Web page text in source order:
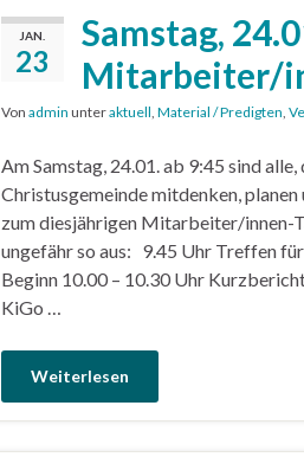
JAN.
23
Samstag,
Mitarbeiter/
Von admin unteraktuell Material / Predigten
Am Samstag, 24.01. ab 9:45 sind
Christusgemeinde mitdenken,
zum diesjährigen Mitarbeiter/innen-
ungefähr so aus: 9.45 Uhr Treffen
Beginn 10.00 – 10.30 Uhr
KiGo …
Weiterlesen